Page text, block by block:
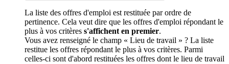
La liste des offres d'emploi est restituée par ordre de
pertinence. Cela veut dire que les offres d'emploi répondant le
plus à vos critères s'affichent en premier.
Vous avez renseigné le champ « Lieu de travail » ? La liste
restitue les offres répondant le plus à vos critères. Parmi
celles-ci sont d'abord restituées les offres dont le lieu de travail